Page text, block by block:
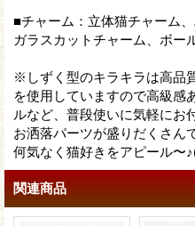
■チャーム：立体猫チャーム
ガラスカットチャーム、ボー
※しずく型のキラキラは高品
を使用していますので高級感
ルなど、普段使いに気軽にお
お洒落パーツが盛りだくさん
何気なく猫好きをアピール〜
関連商品